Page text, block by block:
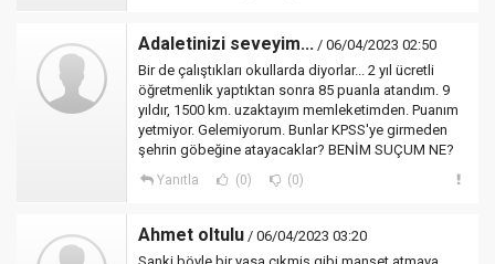
Adaletinizi seveyim... / 06/04/2023 02:50
Bir de çalıştıkları okullarda diyorlar... 2 yıl ücretli
öğretmenlik yaptıktan sonra 85 puanla atandım. 9
yıldır, 1500 km. uzaktayım memleketimden. Puanım
yetmiyor. Gelemiyorum. Bunlar KPSS'ye girmeden
şehrin göbeğine atayacaklar? BENİM SUÇUM NE?
Yanıtla (0) (0)
Ahmet oltulu / 06/04/2023 03:20